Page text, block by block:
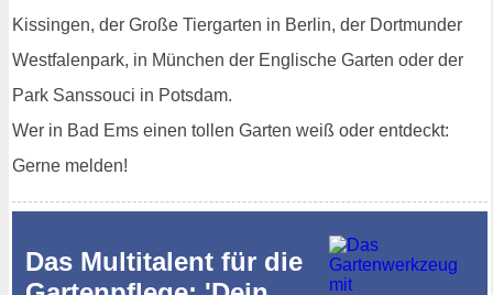
Kissingen, der Große Tiergarten in Berlin, der Dortmunder
Westfalenpark, in München der Englische Garten oder der
Park Sanssouci in Potsdam.
Wer in Bad Ems einen tollen Garten weiß oder entdeckt:
Gerne melden!
Das Multitalent für die